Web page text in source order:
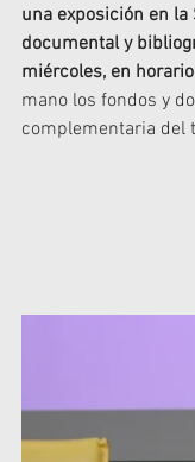
una exposición en
documental y
miércoles, en
mano los fondos y
complementaria del